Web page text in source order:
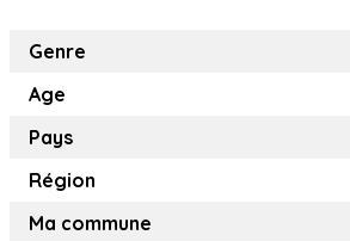
Genre
Age
Pays
Région
Ma commune